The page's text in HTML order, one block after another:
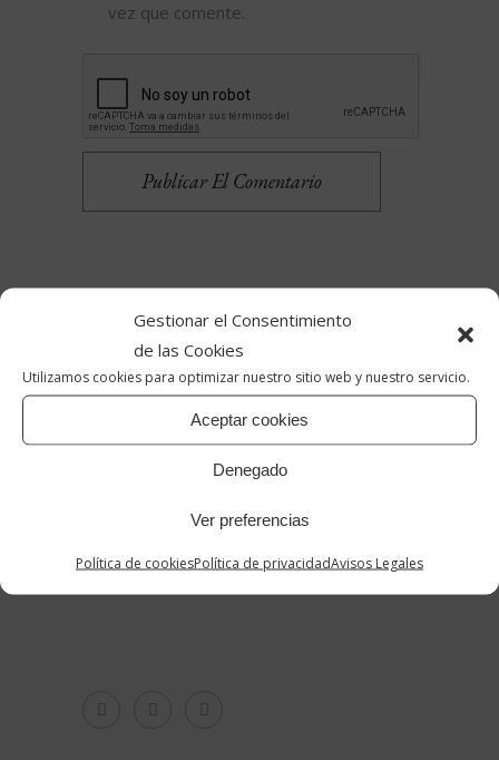
Gestionar el Consentimiento
de las Cookies
Utilizamos cookies para optimizar nuestro sitio web y nuestro servicio.
Aceptar cookies
Denegado
Ver preferencias
Política de cookiesPolítica de privacidadAvisos Legales
vez que comente.
Publicar El Comentario
Reinventar Vintage
info@reinventarvintage.com